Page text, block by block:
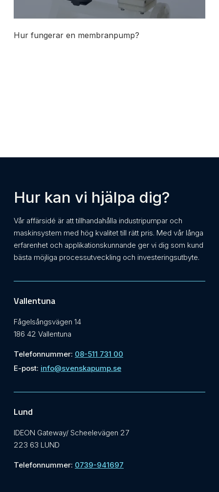
Hur fungerar en membranpump?
Hur kan vi hjälpa dig?
Vår affärsidé är att tillhandahålla industripumpar och
maskinsystem med hög kvalitet till rätt pris. Med vår långa
erfarenhet och applikationskunnande ger vi dig som kund
bästa möjliga processutveckling och investeringsutbyte.
Vallentuna
Fågelsångsvägen 14
186 42 Vallentuna
Telefonnummer: 08-511 731 00
E-post: info@svenskapump.se
Lund
IDEON Gateway/ Scheelevägen 27
223 63 LUND
Telefonnummer: 0739-941697